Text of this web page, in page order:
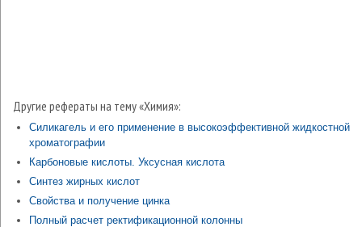
Другие рефераты на тему «Химия»:
Силикагель и его применение в высокоэффективной жидкостной
хроматографии
Карбоновые кислоты. Уксусная кислота
Синтез жирных кислот
Свойства и получение цинка
Полный расчет ректификационной колонны